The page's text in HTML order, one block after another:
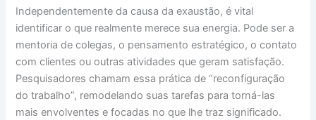
Independentemente da causa da exaustão, é vital
identificar o que realmente merece sua energia. Pode ser a
mentoria de colegas, o pensamento estratégico, o contato
com clientes ou outras atividades que geram satisfação.
Pesquisadores chamam essa prática de “reconfiguração
do trabalho”, remodelando suas tarefas para torná-las
mais envolventes e focadas no que lhe traz significado.